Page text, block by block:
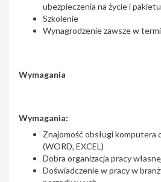
ubezpieczenia na życie i
Szkolenie
Wynagrodzenie zawsze w
Wymagania
Wymagania:
Znajomość obsługi komputera
(WORD, EXCEL)
Dobra organizacja pracy
Doświadczenie w pracy w